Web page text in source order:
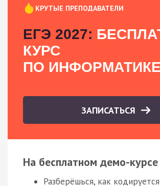
КРУТЫЕ ПРЕПОДАВАТЕЛИ
ЕГЭ 2027:
КУРС
ПО ИНФОРМАТИКЕ
ЗАПИСАТЬСЯ
На бесплатном демо-
Разберёшься, как кодируется